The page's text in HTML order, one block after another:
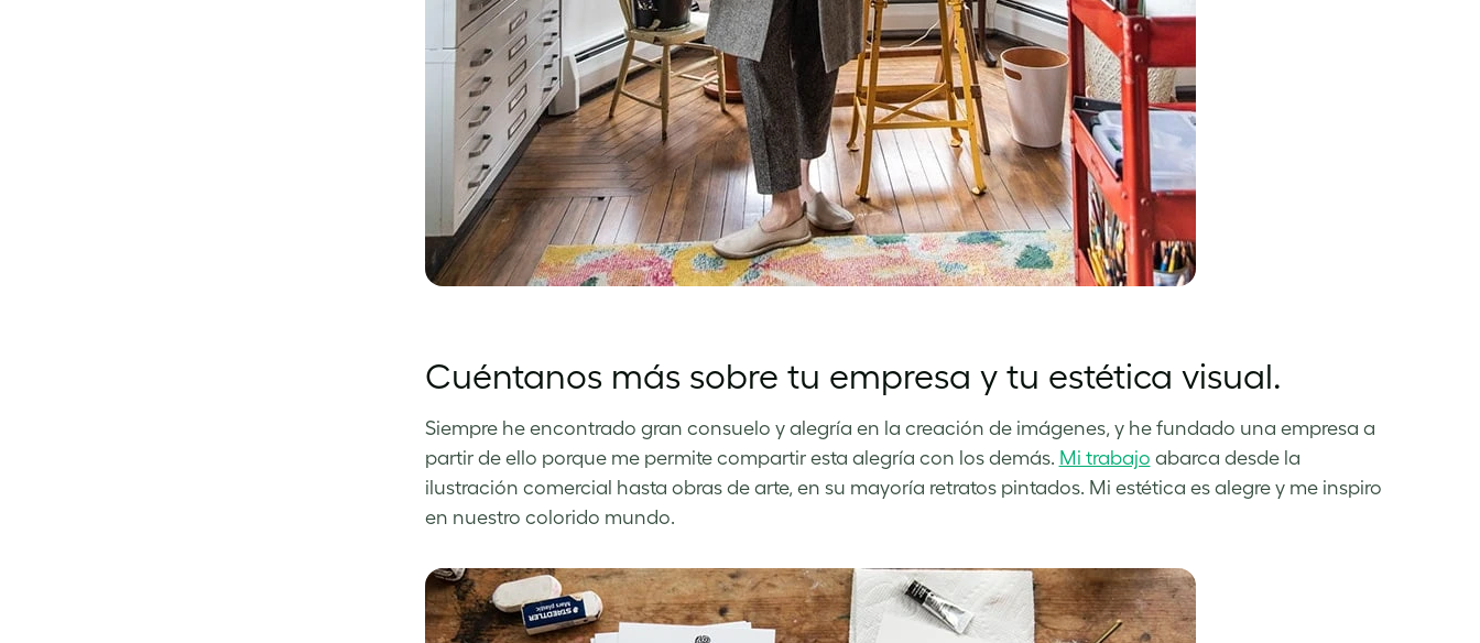
Cuéntanos más sobre tu empresa y tu estética visual.
Siempre he encontrado gran consuelo y alegría en la creación de imágenes, y he fundado una empresa a
partir de ello porque me permite compartir esta alegría con los demás. Mi trabajo abarca desde la
ilustración comercial hasta obras de arte, en su mayoría retratos pintados. Mi estética es alegre y me inspiro
en nuestro colorido mundo.